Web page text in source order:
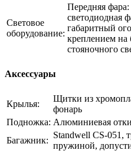
Световое
оборудование:
Передняя
светодиодная
габаритный
креплением
стояночного
Аксессуары
Крылья:
Щитки из
фонарь
Подножка: Алюминиевая
Багажник:
Standwell CS-051,
пружиной,